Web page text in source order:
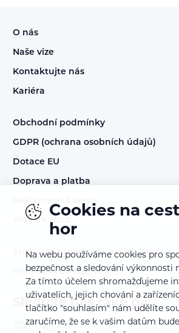
O nás
Naše vize
Kontaktujte nás
Kariéra
Obchodní podmínky
GDPR (ochrana osobních údajů)
Dotace EU
Doprava a platba
Reklamace a servis
Vrácení zboží
Staňte se prodejcem našich značek
Přihlášení do B2B sekce
Sledujte nás také na:
Cookies na
hor
Na webu používáme cookies pro
bezpečnost a sledování výkonnosti
Za tímto účelem shromažďujeme
uživatelích, jejich chování a
tlačítko "souhlasím" nám udělíte
zaručíme, že se k vašim datům